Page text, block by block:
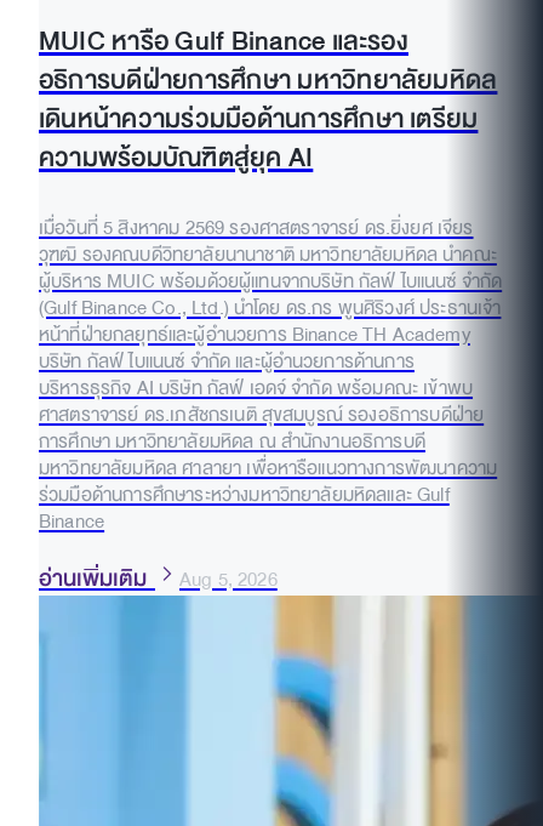
MUIC หารือ Gulf Binance และรอง
อธิการบดีฝ่ายการศึกษา มหาวิทยาลัยมหิดล
เดินหน้าความร่วมมือด้านการศึกษา เตรียม
ความพร้อมบัณฑิตสู่ยุค AI
เมื่อวันที่ 5 สิงหาคม 2569 รองศาสตราจารย์ ดร.ยิ่งยศ เจียร
วุฑฒิ รองคณบดีวิทยาลัยนานาชาติ มหาวิทยาลัยมหิดล นำคณะ
ผู้บริหาร MUIC พร้อมด้วยผู้แทนจากบริษัท กัลฟ์ ไบแนนซ์ จำกัด
(Gulf Binance Co., Ltd.) นำโดย ดร.กร พูนศิริวงศ์ ประธานเจ้า
หน้าที่ฝ่ายกลยุทธ์และผู้อำนวยการ Binance TH Academy
บริษัท กัลฟ์ ไบแนนซ์ จำกัด และผู้อำนวยการด้านการ
บริหารธุรกิจ AI บริษัท กัลฟ์ เอดจ์ จำกัด พร้อมคณะ เข้าพบ
ศาสตราจารย์ ดร.เภสัชกรเนติ สุขสมบูรณ์ รองอธิการบดีฝ่าย
การศึกษา มหาวิทยาลัยมหิดล ณ สำนักงานอธิการบดี
มหาวิทยาลัยมหิดล ศาลายา เพื่อหารือแนวทางการพัฒนาความ
ร่วมมือด้านการศึกษาระหว่างมหาวิทยาลัยมหิดลและ Gulf
Binance
อ่านเพิ่มเติม Aug 5, 2026